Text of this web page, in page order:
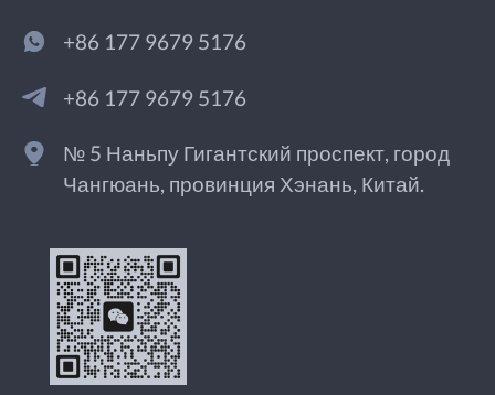
+86 177 9679 5176
+86 177 9679 5176
№ 5 Наньпу Гигантский проспект, город
Чангюань, провинция Хэнань, Китай.